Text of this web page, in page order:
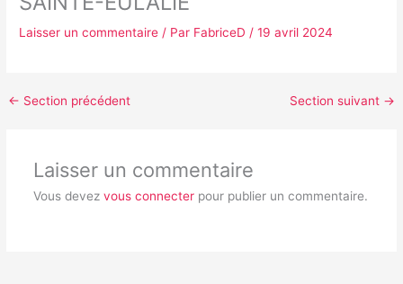
Laisser un commentaire / Par FabriceD/19 avril 2024
← Section précédent Section suivant →
Laisser un commentaire
Vous devez vous connecterpour publier un commentaire.